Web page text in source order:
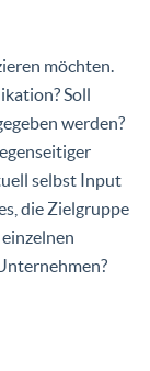
möchten.
Soll
werden?
selbst Input
die Zielgruppe